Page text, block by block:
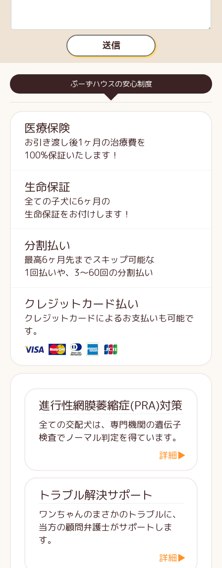
送信
ぷーずハウスの安心制度
医療保険
お引き渡し後1ヶ月の治療費を
100%保証いたします！
生命保証
全ての子犬に6ヶ月の
生命保証をお付けします！
分割払い
最高6ヶ月先までスキップ可能な
1回払いや、3～60回の分割払い
クレジットカード払い
クレジットカードによるお支払いも可能で
す。
進行性網膜萎縮症(PRA)対策
全ての交配犬は、専門機関の遺伝子
検査でノーマル判定を得ています。
詳細▶
トラブル解決サポート
ワンちゃんのまさかのトラブルに、
当方の顧問弁護士がサポートしま
す。
詳細▶